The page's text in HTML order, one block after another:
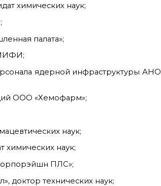
химических наук;
палата»;
ядерной инфраструктуры АНО
ООО «Хемофарм»;
наук;
химических наук;
ПЛС»;
доктор технических наук;